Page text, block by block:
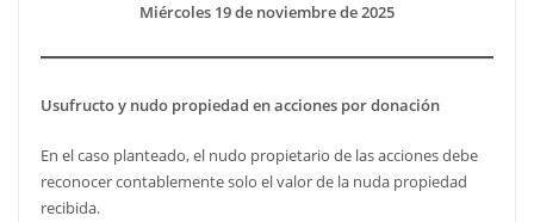
Miércoles 19 de noviembre de 2025
Usufructo y nudo propiedad en acciones por donación
En el caso planteado, el nudo propietario de las acciones debe
reconocer contablemente solo el valor de la nuda propiedad
recibida.